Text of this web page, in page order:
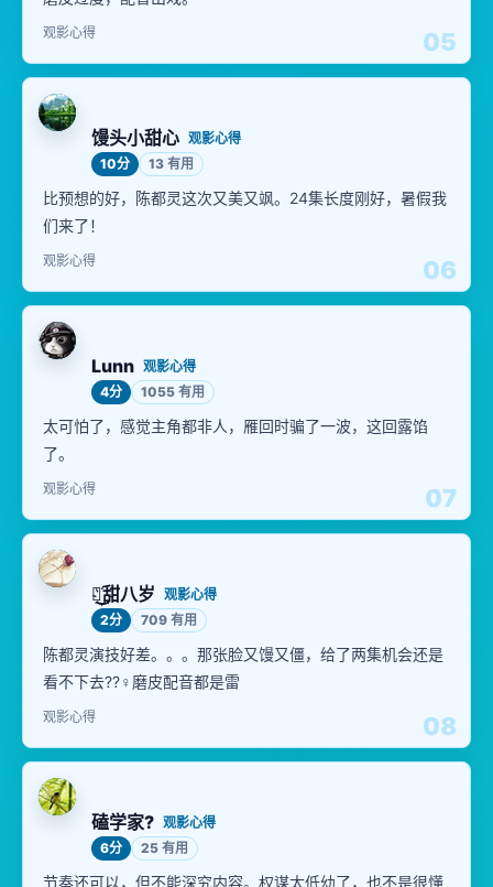
05
观影心得
06
馒头小甜心 观影心得
10分
13 有用
比预想的好，陈都灵这次又美又飒。24集长度刚好，暑假我
们来了！
观影心得
07
Lunn 观影心得
4分
1055 有用
太可怕了，感觉主角都非人，雁回时骗了一波，这回露馅
了。
观影心得
08
✿͜҉甜八岁 观影心得
2分
709 有用
陈都灵演技好差。。。那张脸又馒又僵，给了两集机会还是
看不下去??‍♀️磨皮配音都是雷
观影心得
磕学家? 观影心得
6分
25 有用
节奏还可以，但不能深究内容。权谋太低幼了，也不是很懂